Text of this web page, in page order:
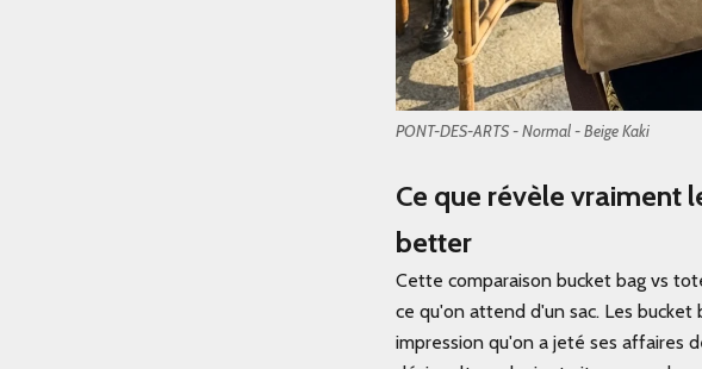
PONT-DES-ARTS - Normal - Beige Kaki
Ce que révèle vraiment
better
Cette comparaison bucket bag vs
ce qu'on attend d'un sac. Les
impression qu'on a jeté ses affaires